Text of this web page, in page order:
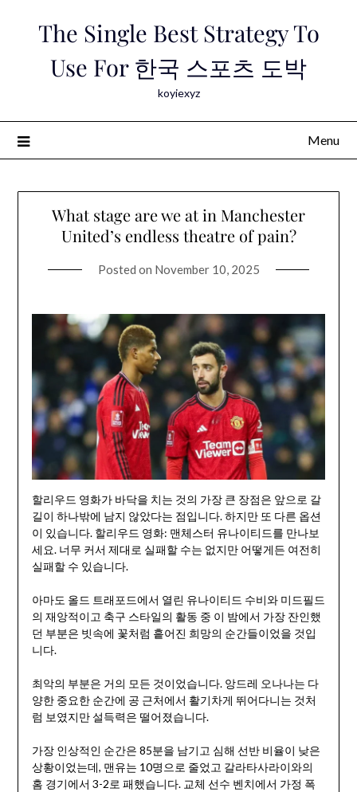
The Single Best Strategy To
Use For 한국 스포츠 도박
koyiexyz
Menu
What stage are we at in Manchester
United’s endless theatre of pain?
Posted on November 10, 2025
할리우드 영화가 바닥을 치는 것의 가장 큰 장점은 앞으로 갈
길이 하나밖에 남지 않았다는 점입니다. 하지만 또 다른 옵션
이 있습니다. 할리우드 영화: 맨체스터 유나이티드를 만나보
세요. 너무 커서 제대로 실패할 수는 없지만 어떻게든 여전히
실패할 수 있습니다.
아마도 올드 트래포드에서 열린 유나이티드 수비와 미드필드
의 재앙적이고 축구 스타일의 활동 중 이 밤에서 가장 잔인했
던 부분은 빗속에 꽃처럼 흩어진 희망의 순간들이었을 것입
니다.
최악의 부분은 거의 모든 것이었습니다. 앙드레 오나나는 다
양한 중요한 순간에 공 근처에서 활기차게 뛰어다니는 것처
럼 보였지만 설득력은 떨어졌습니다.
가장 인상적인 순간은 85분을 남기고 심해 선반 비율이 낮은
상황이었는데, 맨유는 10명으로 줄었고 갈라타사라이와의
홈 경기에서 3-2로 패했습니다. 교체 선수 벤치에서 가정 폭